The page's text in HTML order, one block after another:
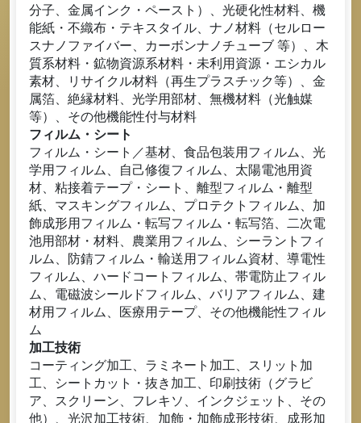
分子、金属インク・ペースト）、光硬化性材料、機
能紙・不織布・テキスタイル、ナノ材料（セルロー
スナノファイバー、カーボンナノチューブ 等）、木
質系材料・鉱物資源系材料・未利用資源・エシカル
素材、リサイクル材料（再生プラスチック等）、金
属箔、絶縁材料、光学用部材、無機材料（光触媒
等）、その他機能性付与材料
フィルム・シート
フィルム・シート／基材、食品包装用フィルム、光
学用フィルム、自己修復フィルム、太陽電池用資
材、粘接着テープ・シート、離型フィルム・離型
紙、マスキングフィルム、プロテクトフィルム、加
飾成形用フィルム・転写フィルム・転写箔、二次電
池用部材・材料、農業用フィルム、シーラントフィ
ルム、防錆フィルム・輸送用フィルム資材、導電性
フィルム、ハードコートフィルム、帯電防止フィル
ム、電磁波シールドフィルム、バリアフィルム、建
材用フィルム、医療用テープ、その他機能性フィル
ム
加工技術
コーティング加工、ラミネート加工、スリット加
工、シートカット・抜き加工、印刷技術（グラビ
ア、スクリーン、フレキソ、インクジェット、その
他）、光沢加工技術、加飾・加飾成形技術、成形加